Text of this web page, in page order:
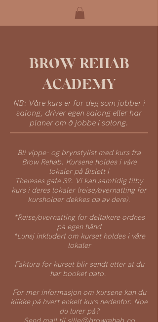
BROW REHAB
ACADEMY
NB: Våre kurs er for deg som jobber i
salong, driver egen salong eller har
planer om å jobbe i salong.
Bli vippe- og brynstylist med kurs fra
Brow Rehab. Kursene holdes i våre
lokaler på Bislett i
Thereses gate 39. Vi kan samtidig tilby
kurs i deres lokaler (reise/overnatting for
kursholder dekkes da av dere).
*Reise/overnatting for deltakere ordnes
på egen hånd
*Lunsj inkludert om kurset holdes i våre
lokaler
Faktura for kurset blir sendt etter at du
har booket dato.
For mer informasjon om kursene kan du
klikke på hvert enkelt kurs nedenfor. Noe
du lurer på?